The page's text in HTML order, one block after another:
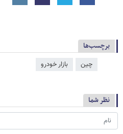
برچسب‌ها
چین بازار خودرو
نظر شما